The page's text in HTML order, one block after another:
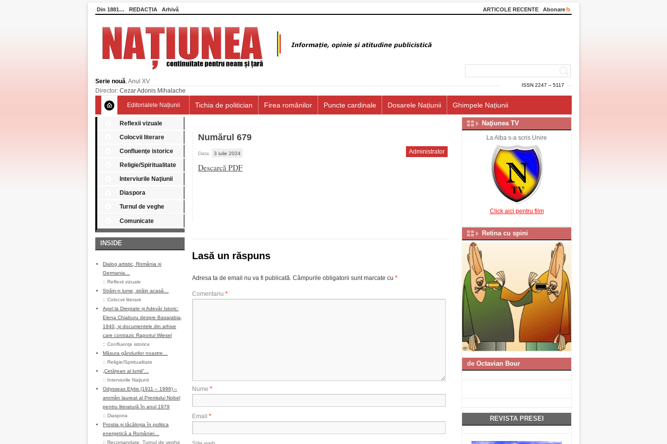
Din 1881… REDACȚIA Arhivă ARTICOLE RECENTE Abonare
ISSN 2247 – 5117
Serie nouă, Anul XV
Director: Cezar Adonis Mihalache
Editorialele Națiunii Tichia de politician Firea românilor Puncte cardinale Dosarele Națiunii Ghimpele Națiunii
Reflexii vizuale
Colocvii literare
Confluenţe istorice
Religie/Spiritualitate
Interviurile Naţiunii
Diaspora
Turnul de veghe
Comunicate
INSIDE
Dialog artistic, România și
Germania…
:: Reflexii vizuale
Străin-n lume, străin acasă…
:: Colocvii literare
Apel la Dreptate și Adevăr Istoric:
Elena Chiaburu despre Basarabia,
1940, și documentele din arhive
care contrazic Raportul Wiesel
:: Confluenţe istorice
Măsura gândurilor noastre…
:: Religie/Spiritualitate
„Cetățean al lumii”…
:: Interviurile Naţiunii
Odysseas Elytis (1911 – 1996) –
aromân laureat al Premiului Nobel
pentru literatură în anul 1979
:: Diaspora
Prostia și tăcăloșia în politica
energetică a României…
:: Recomandate Turnul de veghe
Numărul 679
Data: 3 iulie 2024 Administrator
Descarcă PDF
Lasă un răspuns
Adresa ta de email nu va fi publicată. Câmpurile obligatorii sunt marcate cu *
Comentariu *
Nume *
Email *
Naţiunea TV
La Alba s-a scris Unire
Click aici pentru film
Retina cu spini
de Octavian Bour
REVISTA PRESEI